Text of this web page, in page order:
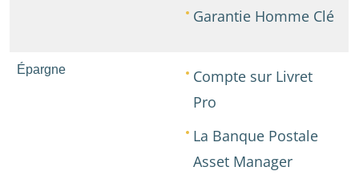
Garantie Homme Clé
Épargne
Compte sur Livret
Pro
La Banque Postale
Asset Manager